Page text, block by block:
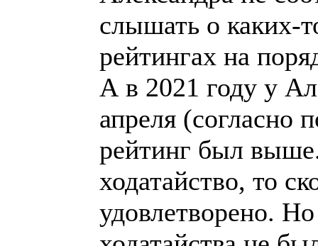
слышать о каких-
рейтингах на
А в 2021 году у
апреля (согласно
рейтинг был
ходатайство, то
удовлетворено.